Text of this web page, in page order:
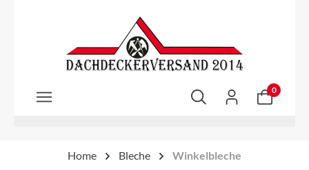
Zum Hauptinhalt springen
0
Home Bleche Winkelbleche